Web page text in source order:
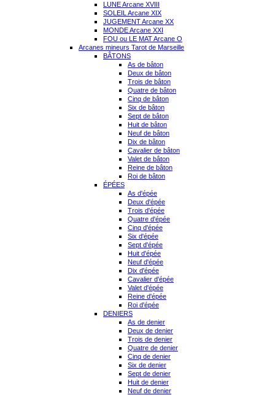
LUNE Arcane XVIII
SOLEIL Arcane XIX
JUGEMENT Arcane XX
MONDE Arcane XXI
FOU ou LE MAT Arcane O
Arcanes mineurs Tarot de Marseille
BÂTONS
As de bâton
Deux de bâton
Trois de bâton
Quatre de bâton
Cinq de bâton
Six de bâton
Sept de bâton
Huit de bâton
Neuf de bâton
Dix de bâton
Cavalier de bâton
Valet de bâton
Reine de bâton
Roi de bâton
ÉPÉES
As d'épée
Deux d'épée
Trois d'épée
Quatre d'épée
Cinq d'épée
Six d'épée
Sept d'épée
Huit d'épée
Neuf d'épée
Dix d'épée
Cavalier d'épée
Valet d'épée
Reine d'épée
Roi d'épée
DENIERS
As de denier
Deux de denier
Trois de denier
Quatre de denier
Cinq de denier
Six de denier
Sept de denier
Huit de denier
Neuf de denier